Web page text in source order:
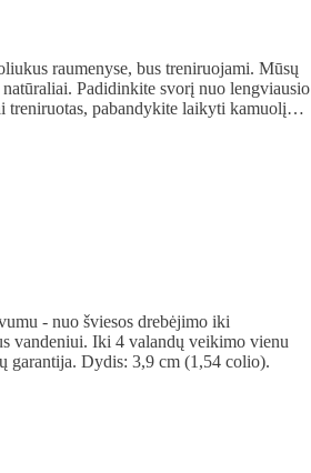
raumenyse, bus treniruojami. Mūsų
Padidinkite svorį nuo lengviausio
treniruotas, pabandykite laikyti kamuolį…
- nuo šviesos drebėjimo iki
vandeniui. Iki 4 valandų veikimo vienu
garantija. Dydis: 3,9 cm (1,54 colio).